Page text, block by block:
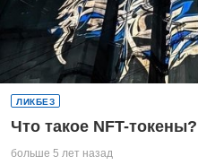
ЛИКБЕЗ
Что такое NFT-токены?
больше 5 лет назад